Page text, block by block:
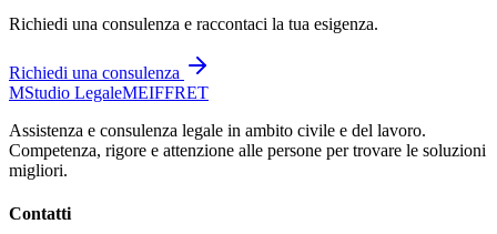
Richiedi una consulenza e raccontaci la tua esigenza.
Richiedi una consulenza
MStudio LegaleMEIFFRET
Assistenza e consulenza legale in ambito civile e del lavoro.
Competenza, rigore e attenzione alle persone per trovare le soluzioni
migliori.
Contatti